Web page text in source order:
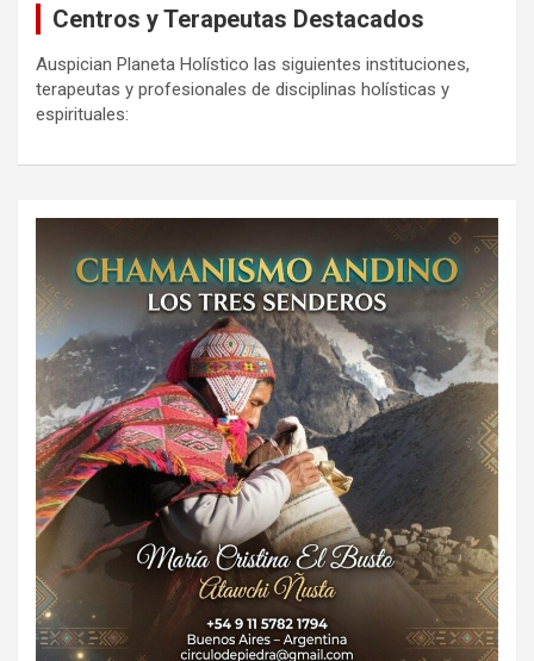
Centros y Terapeutas Destacados
Auspician Planeta Holístico las siguientes instituciones,
terapeutas y profesionales de disciplinas holísticas y
espirituales: